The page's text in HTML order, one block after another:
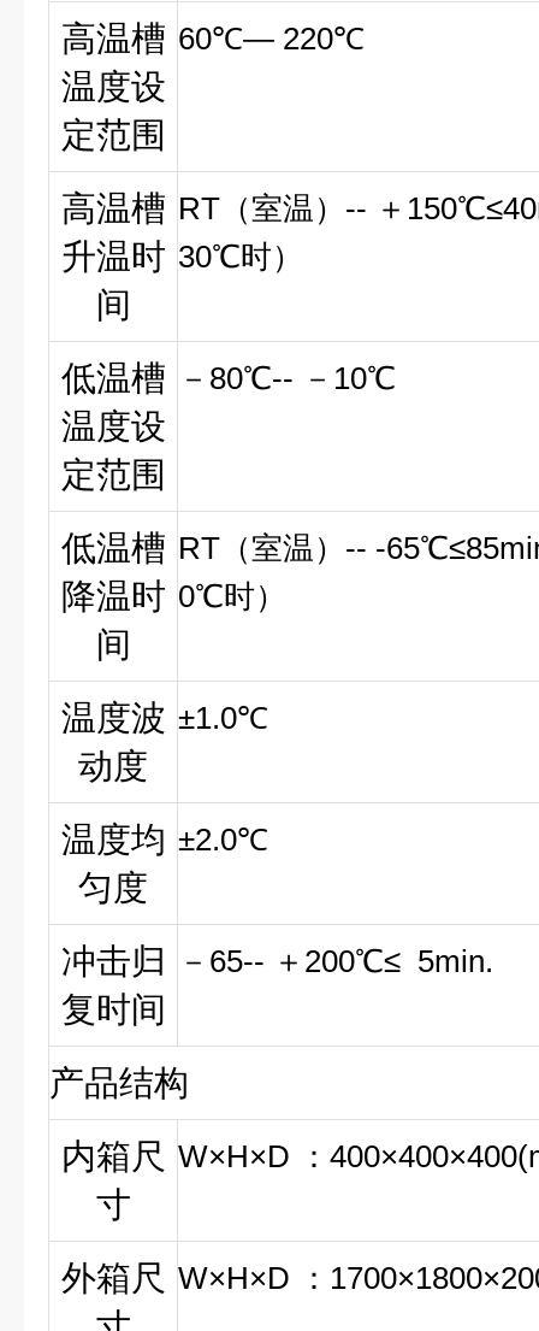
高温槽
温度设
定范围
60℃— 220℃
高温槽
升温时
间
RT （室温）-- ＋
30℃时）
低温槽
温度设
定范围
－80℃-- －10℃
低温槽
降温时
间
RT （室温）-- -
0℃时）
温度波
动度
±1.0℃
温度均
匀度
±2.0℃
冲击归
复时间
－65-- ＋200℃≤ 5min.
产品结构
内箱尺
寸
W×H×D ：
外箱尺 W×H×D ：